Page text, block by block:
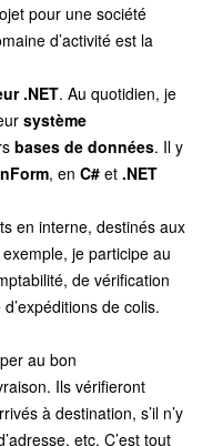
pour une société
d’activité est la
.NET. Au quotidien, je
système
bases de données. Il y
, en C# et .NET
en interne, destinés aux
je participe au
de vérification
de colis.
au bon
Ils vérifieront
à destination, s’il n’y
etc. C’est tout